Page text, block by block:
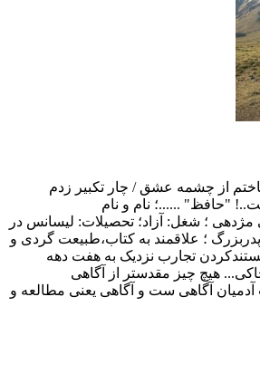
از چشمه عشق / چار تکبیر زدم
"حافظ" ......؛ نام و نام
؛ شغل: آزاد؛ تحصیلات: لیسانس در
؛ علاقمند به کتاب،طبیعت گردی و
تجارب نزدیک به هفت دهه
هیچ چیز مقدستر از آگاهی
آگاهی ست و آگاهی یعنی مطالعه و